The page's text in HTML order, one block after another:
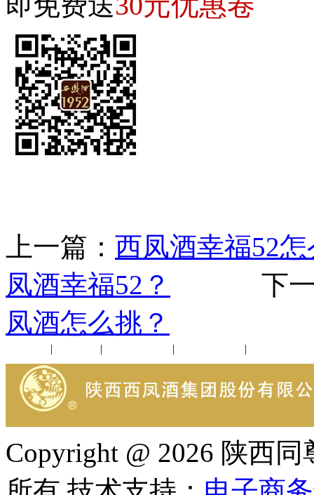
上一篇： 西凤酒幸福52
凤酒幸福52？
下一
凤酒怎么挑？
| | | |
Copyright @ 2026 陕西